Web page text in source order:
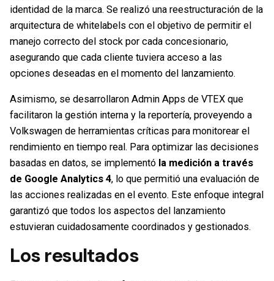
identidad de la marca. Se realizó una reestructuración de la
arquitectura de whitelabels con el objetivo de permitir el
manejo correcto del stock por cada concesionario,
asegurando que cada cliente tuviera acceso a las
opciones deseadas en el momento del lanzamiento.
Asimismo, se desarrollaron Admin Apps de VTEX que
facilitaron la gestión interna y la reportería, proveyendo a
Volkswagen de herramientas críticas para monitorear el
rendimiento en tiempo real. Para optimizar las decisiones
basadas en datos, se implementó la medición a través
de Google Analytics 4, lo que permitió una evaluación de
las acciones realizadas en el evento. Este enfoque integral
garantizó que todos los aspectos del lanzamiento
estuvieran cuidadosamente coordinados y gestionados.
Los resultados